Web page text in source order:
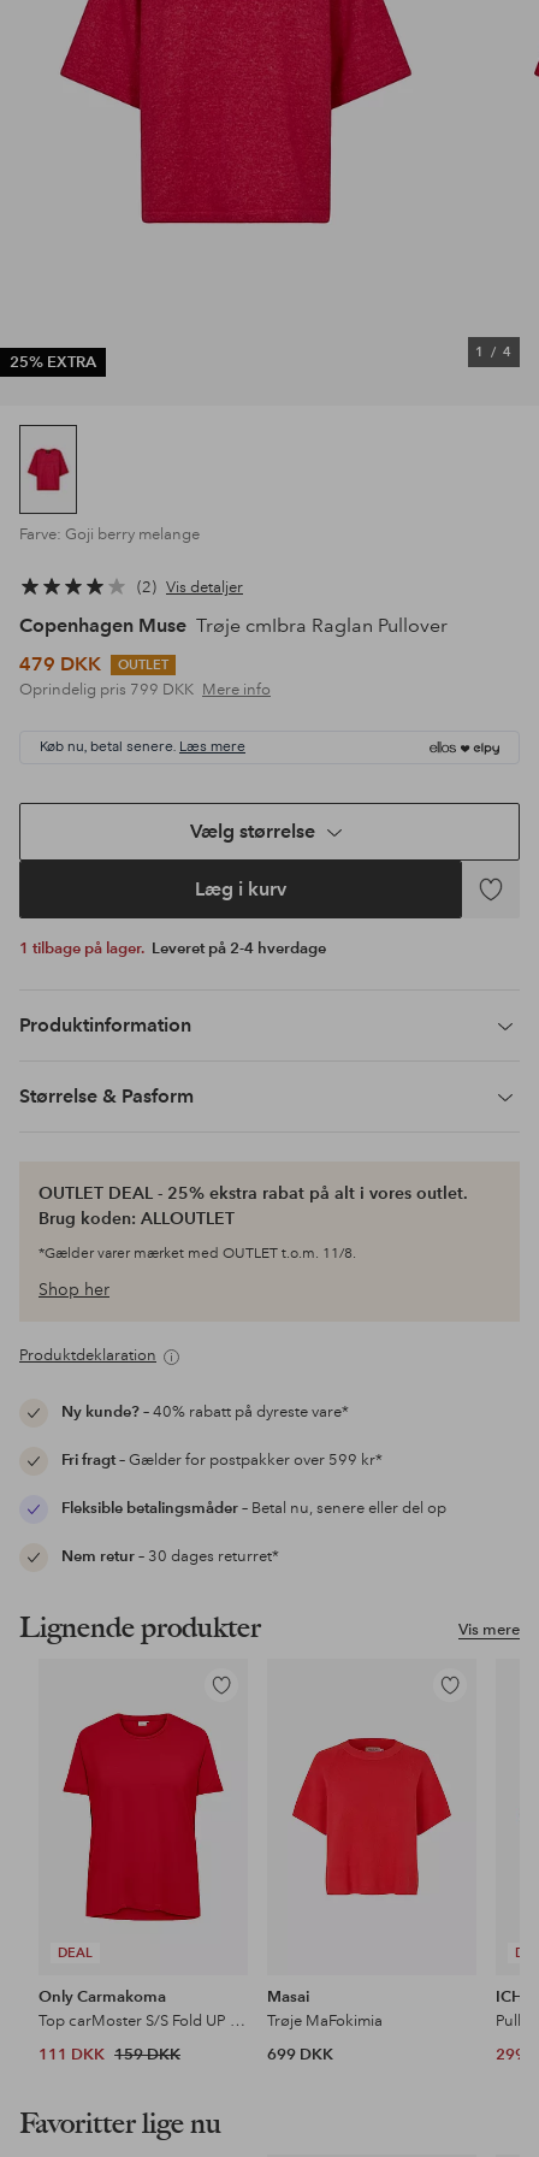
25% EXTRA
1 / 4
Farve: Goji berry melange
2 Vis detaljer
Copenhagen Muse Trøje cmIbra Raglan Pullover
479 DKK
OUTLET
Oprindelig pris 799 DKK Mere info
Køb nu, betal senere. Læs mere
Vælg størrelse
Læg i kurv
Tilføj
1 tilbage på lager. Leveret på 2-4 hverdage
Produktinformation
Størrelse & Pasform
OUTLET DEAL - 25% ekstra rabat på alt i vores outlet.
Brug koden: ALLOUTLET
*Gælder varer mærket med OUTLET t.o.m. 11/8.
Shop her
Produktdeklaration
Ny kunde?– 40% rabatt på dyreste vare*
Fri fragt– Gælder for postpakker over 599 kr*
Fleksible betalingsmåder– Betal nu, senere eller del op
Nem retur– 30 dages returret*
Vis mere
Lignende produkter
DEAL
Tilføj
favoritter
Only Carmakoma
Top carMoster S/S Fold UP Top Jrs
111 DKK 159 DKK
Tilføj
Masai
Trøje MaFokimia
699 DKK
ICHI
299
Favoritter lige nu